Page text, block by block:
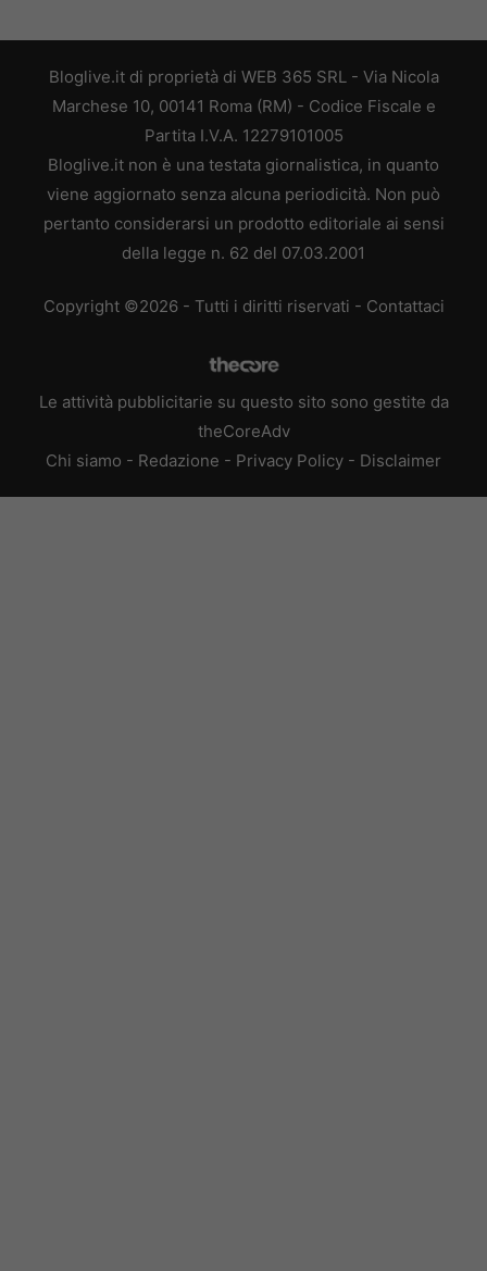
Bloglive.it di proprietà di WEB 365 SRL - Via Nicola
Marchese 10, 00141 Roma (RM) - Codice Fiscale e
Partita I.V.A. 12279101005
Bloglive.it non è una testata giornalistica, in quanto
viene aggiornato senza alcuna periodicità. Non può
pertanto considerarsi un prodotto editoriale ai sensi
della legge n. 62 del 07.03.2001
Copyright ©2026 - Tutti i diritti riservati - Contattaci
Le attività pubblicitarie su questo sito sono gestite da
theCoreAdv
Chi siamo - Redazione - Privacy Policy - Disclaimer